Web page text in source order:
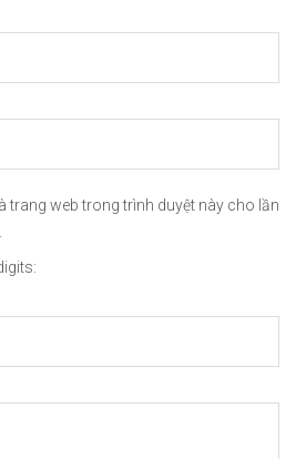
Mở Tài Khoản Giao Dịch Tiền
trang web trong trình duyệt này cho lần